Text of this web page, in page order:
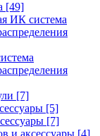
[49]
ИК система
[7]
[5]
[7]
и аксессуары [4]